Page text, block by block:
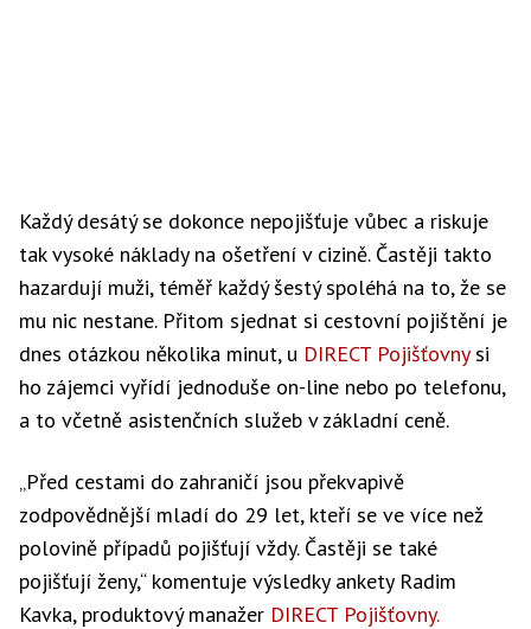
Každý desátý se dokonce nepojišťuje vůbec a riskuje
tak vysoké náklady na ošetření v cizině. Častěji takto
hazardují muži, téměř každý šestý spoléhá na to, že se
mu nic nestane. Přitom sjednat si cestovní pojištění je
dnes otázkou několika minut, u DIRECT Pojišťovnysi
ho zájemci vyřídí jednoduše on-line nebo po telefonu,
a to včetně asistenčních služeb v základní ceně.
„Před cestami do zahraničí jsou překvapivě
zodpovědnější mladí do 29 let, kteří se ve více než
polovině případů pojišťují vždy. Častěji se také
pojišťují ženy,“ komentuje výsledky ankety Radim
Kavka, produktový manažer DIRECT Pojišťovny.